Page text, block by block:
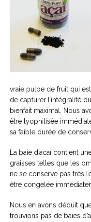
vraie pulpe de fruit qui
de capturer l’intégralité
bienfait maximal. Nous
être lyophilisée
sa faible durée de
La baie d’acaï contient
graisses telles que les
ne se conserve pas très
être congelée
Nous en avons déduit
trouvions pas de baies